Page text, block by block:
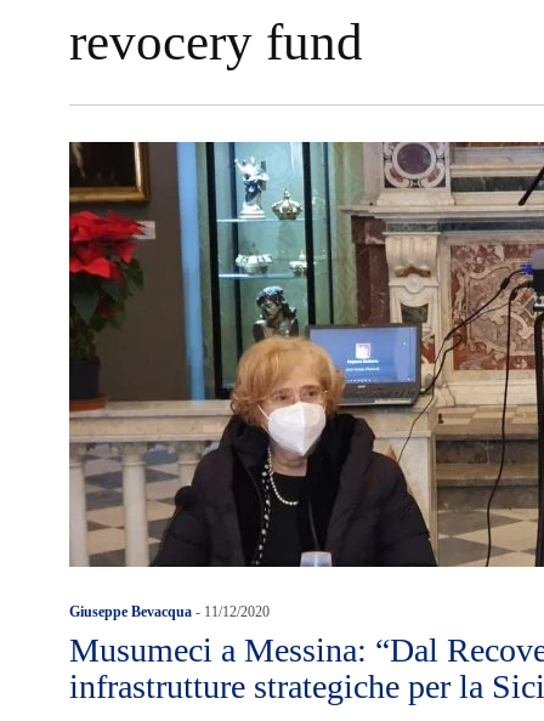
revocery fund
Giuseppe Bevacqua - 11/12/2020
Musumeci a Messina: “Dal
infrastrutture strategiche per la